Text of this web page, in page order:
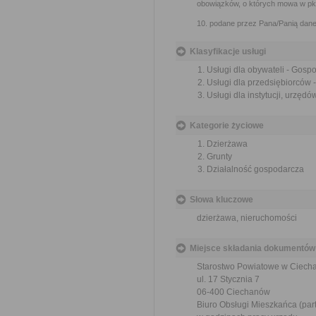
obowiązków, o których mowa w
10. podane przez Pana/Panią
Klasyfikacje usługi
Usługi dla obywateli -
Usługi dla
Usługi dla instytucji,
Kategorie życiowe
Dzierżawa
Grunty
Działalność gospodarcza
Słowa kluczowe
dzierżawa, nieruchomości
Miejsce składania dokumentów
Starostwo Powiatowe w
ul. 17 Stycznia 7
06-400 Ciechanów
Biuro Obsługi Mieszkańca